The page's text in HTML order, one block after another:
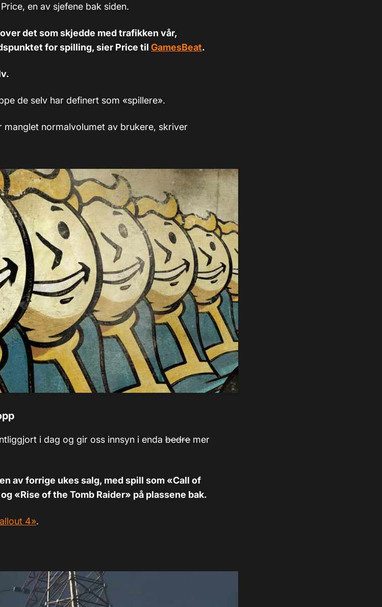
en av sjefene bak siden.
det som skjedde med trafikken vår,
for spilling, sier Price til GamesBeat.
de selv har definert som «spillere».
manglet normalvolumet av brukere, skriver
i dag og gir oss innsyn i enda bedre mer
av forrige ukes salg, med spill som «Call of
«Rise of the Tomb Raider» på plassene bak.
4».